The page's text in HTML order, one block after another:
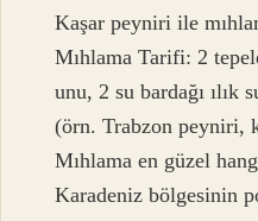
Kaşar peyniri ile
Mıhlama Tarifi: 2
unu, 2 su bardağı ılık
(örn. Trabzon peyniri,
Mıhlama en güzel
Karadeniz bölgesinin